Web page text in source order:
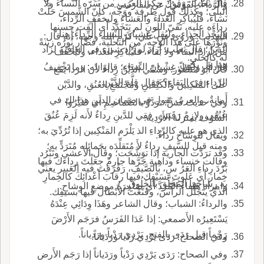
والرَّداءُ: القَوْسُ؛ عن الفارسي.
البِلى؛ وكذلك قول طرفة ووَجْه، كأَنّ الشَّمسَ حَلَّتْ
رِداءَه عليه، نَقيّ اللَّونِ لم يَتَخَدَّد أَي أَلقت حسنها
ونُورَها على هذا الوجه، من التحلية، فصار نُورُه زينةً
له كالحَلْيِ.
قال ثعلب: وقول حكي العرَب من سَرّه النَّساءُ ولا
نَساءَ، فلْيُباكِرِ الغَداءَ والعَشاءَ وليخفِّفِ الرِّداء،
وليُحْذِ الحِذاء، وليُقِلَّ غِشيانَ النِّساء الرِّداءُ: هنا
الدَينُ؛ قال ثعلب: أَرادَ لو زاد شيء في العافية لزاد
هذا ول يكون.
التهذيب: وروي عن علي، كرّم الله وجهه، أَنه قال:
مَنْ أَراد البقاء ولا بَقاء، فلْيُباكِرِ الغَداء، وليُخَفِّف
الرَّداء، وليُقِلّ غِشْيانَ النِّساءِ؛ قالوا له: وما تَخْفِيفُ
الرِّداء في البَقاءِ؟ فقال قِلَّة الدَّيْنِ.
قال أَبو منصور: وسُمِّي الدَّيْنُ رِداءً لأن الردا يقَع
على المَنْكِبين والكَتِفَينِ ومُجْتَمَعِ العُنُقِ، والدَّيْن
أَمانةٌ، والعرب تقول في ضمان الدين هذا لك في
عُنُقي ولازِمٌ رَقَبَتي، فقي للدَّينِ رِداءٌ لأَنه لَزِمَ عُنُقَ
الذي هو عليه كالرِّداءِ الذ يَلْزَم المَنْكِبين إذا تُرُدِّيَ به؛
ومنه قيل للسَّيفِ رِداءٌ لأَ مُتَقلِّدَه بحَمائِله مُتَرَدٍّ به؛
وقالت خنساء وداهِيةٍ جَرَّها جارِمٌ جعَلْتَ رداءَكَ فيها
خِمار أَي عَلَوتَ بسَيْفِك فيها رقابَ أَعْدائِكَ كالخِمارِ
الذي يتَجَلَّل الرأْسَ، وقَنَّعْتَ الأَبْطالَ فيها بسيفِك.
وفي حديث قُسٍّ: ترَدَّوْ بالصَّماصِمِ أَي صَيَّرُوا
السُّوُف بمنزلة الأَرْدِية.
ويقال للوِشاح رداءٌ.
وقد ترَدَّت الجارية إذا توَشَّحَت؛ وقال الأَعشى وتَبْرُد
بَرْدَ رِداءِ العَرُ سِ، بالصَّيفِ، رَقْرَقتَ فيه العَبير يعني
به رِشاحَها المُخَلَّقَ بالخَلُوق.
وامرأَة هَيْفاءُ المُرَدَّ أَي ضامِرَةُ موضعِ الوِشاحِ.
والرداءُ: الشباب؛ وقال الشاعر وهَذَا وِدَائِي عِنْدَهُ
يَسْتَعِيرُه الأَصمعي: إذا عَدَا الفَرَسُ فرَجَم الأَرْضَ
رَجْماً قيل رَدَى بالفتح، يَرْدِي رَدْياً ورَدياناً.
وفي الصحاح: رَدَى يَرْدِي رَدْيا ورَدَياناً.
وفي الصحاح: رَدَى يَرْدِي رَدْياً ورَدَياناً إذا رَجَم الأَرض